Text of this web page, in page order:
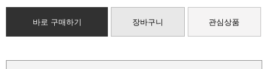
바로 구매하기 장바구니 관심상품